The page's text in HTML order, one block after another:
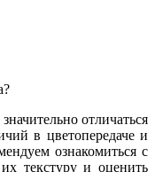
отличаться
в цветопередаче и
ознакомиться с
текстуру и оценить